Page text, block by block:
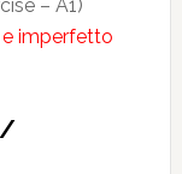
– A1)
imperfetto